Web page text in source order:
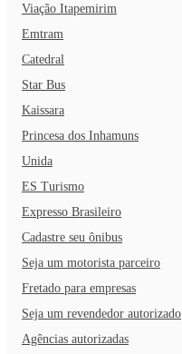
Viação Itapemirim
Emtram
Catedral
Star Bus
Kaissara
Princesa dos Inhamuns
Unida
ES Turismo
Expresso Brasileiro
Cadastre seu ônibus
Seja um motorista parceiro
Fretado para empresas
Seja um revendedor autorizado
Agências autorizadas